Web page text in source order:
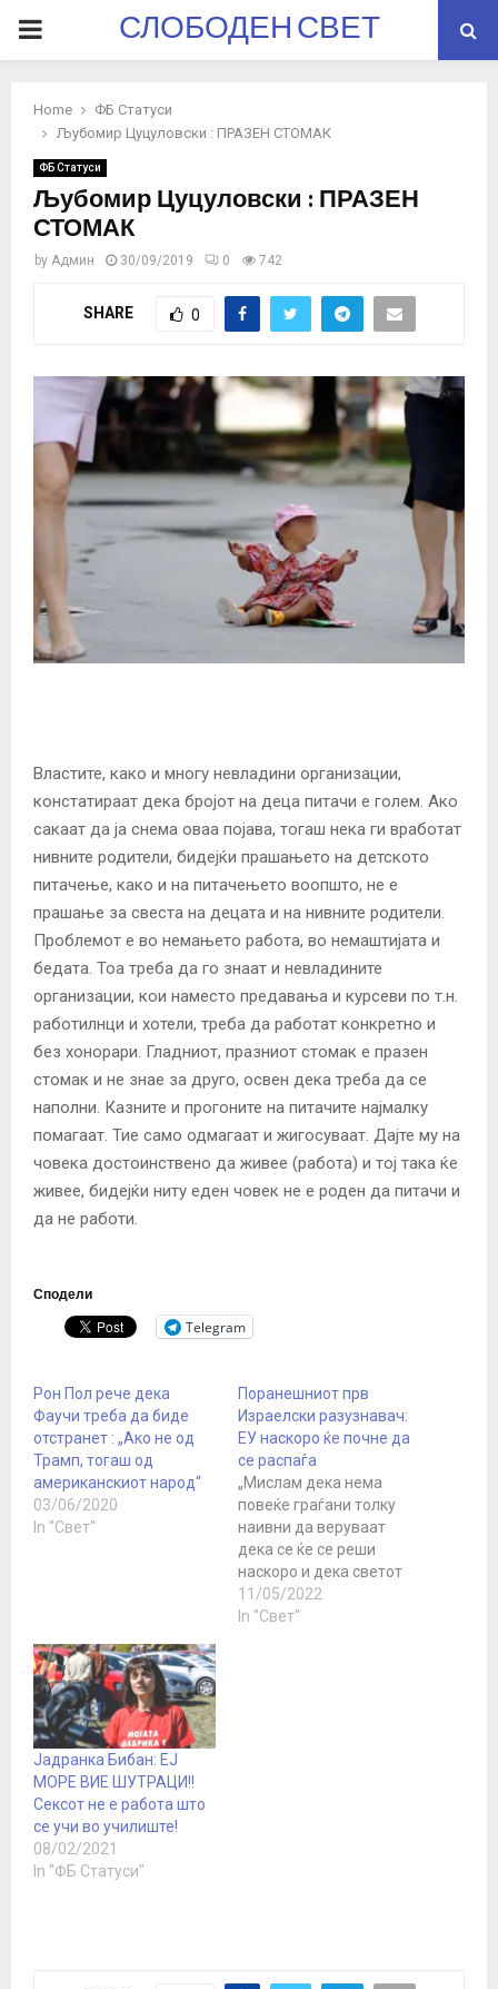
PRIMARYСЛОБОДЕН СВЕТ
Home
ФБ Статуси
Љубомир Цуцуловски : ПРАЗЕН СТОМАК
ФБ Статуси
Љубомир Цуцуловски : ПРАЗЕН
СТОМАК
by Админ 30/09/2019 0 742
SHARE 0
Властите, како и многу невладини организации,
констатираат дека бројот на деца питачи е голем. Ако
сакаат да ја снема оваа појава, тогаш нека ги вработат
нивните родители, бидејќи прашањето на детското
питачење, како и на питачењето воопшто, не е
прашање за свеста на децата и на нивните родители.
Проблемот е во немањето работа, во немаштијата и
бедата. Тоа треба да го знаат и невладините
организации, кои наместо предавања и курсеви по т.н.
работилнци и хотели, треба да работат конкретно и
без хонорари. Гладниот, празниот стомак е празен
стомак и не знае за друго, освен дека треба да се
наполни. Казните и прогоните на питачите најмалку
помагаат. Тие само одмагаат и жигосуваат. Дајте му на
човека достоинствено да живее (работа) и тој така ќе
живее, бидејќи ниту еден човек не е роден да питачи и
да не работи.
Сподели
Telegram
Рон Пол рече дека
Фаучи треба да биде
отстранет : „Ако не од
Трамп, тогаш од
американскиот народ“
03/06/2020
In "Свет"
Поранешниот прв
Израелски разузнавач:
ЕУ наскоро ќе почне да
се распаѓа
„Мислам дека нема
повеќе граѓани толку
наивни да веруваат
дека се ќе се реши
наскоро и дека светот
ќе биде ист како порано.
Пишува: Јаков Кедми,
11/05/2022
In "Свет"
Јадранка Бибан: ЕЈ
МОРЕ ВИЕ ШУТРАЦИ!!
Сексот не е работа што
се учи во училиште!
08/02/2021
In "ФБ Статуси"